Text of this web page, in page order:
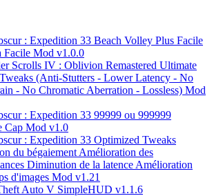
: Expedition 33 Beach Volley Plus Facile
Facile Mod v1.0.0
Scrolls IV : Oblivion Remastered Ultimate
(Anti-Stutters - Lower Latency - No
- No Chromatic Aberration - Lossless) Mod
: Expedition 33 99999 ou 999999
Cap Mod v1.0
: Expedition 33 Optimized Tweaks
du bégaiement Amélioration des
Diminution de la latence Amélioration
d'images Mod v1.21
Auto V SimpleHUD v1.1.6